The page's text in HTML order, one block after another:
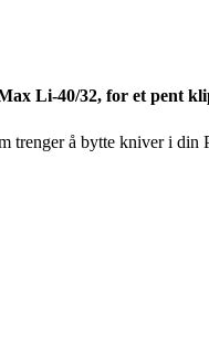
Li-40/32, for et pent
trenger å bytte kniver i